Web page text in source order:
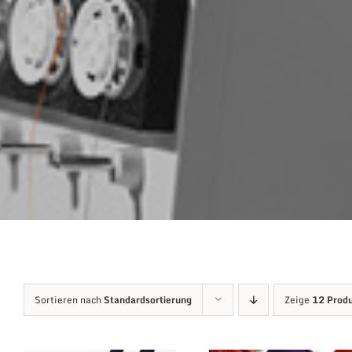
Sortieren nachStandardsortierung Zeige 12